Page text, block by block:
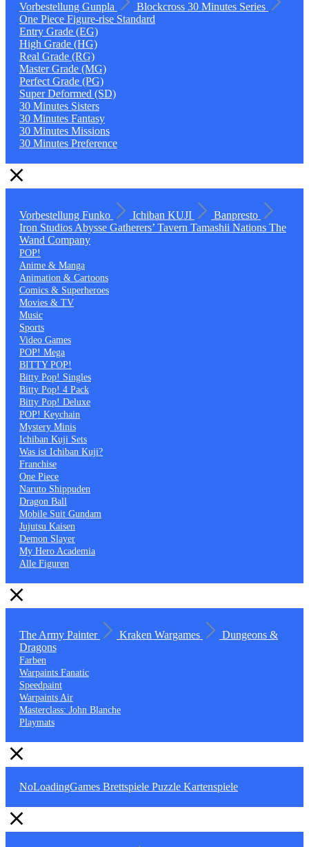
Vorbestellung Gunpla Blockcross 30 Minutes Series
One Piece Figure-rise Standard
Entry Grade (EG)
High Grade (HG)
Real Grade (RG)
Master Grade (MG)
Perfect Grade (PG)
Super Deformed (SD)
30 Minutes Sisters
30 Minutes Fantasy
30 Minutes Missions
30 Minutes Preference
Vorbestellung Funko Ichiban KUJI
Banpresto
Iron Studios Abysse Gatherers’ Tavern Tamashii Nations The
Wand Company
POP!
Anime & Manga
Animation & Cartoons
Comics & Superheroes
Movies & TV
Music
Sports
Video Games
POP! Mega
BITTY POP!
Bitty Pop! Singles
Bitty Pop! 4 Pack
Bitty Pop! Deluxe
POP! Keychain
Mystery Minis
Ichiban Kuji Sets
Was ist Ichiban Kuji?
Franchise
One Piece
Naruto Shippuden
Dragon Ball
Mobile Suit Gundam
Jujutsu Kaisen
Demon Slayer
My Hero Academia
Alle Figuren
The Army Painter Kraken Wargames
Dungeons &
Dragons
Farben
Warpaints Fanatic
Speedpaint
Warpaints Air
Masterclass: John Blanche
Playmats
NoLoadingGames Brettspiele Puzzle Kartenspiele